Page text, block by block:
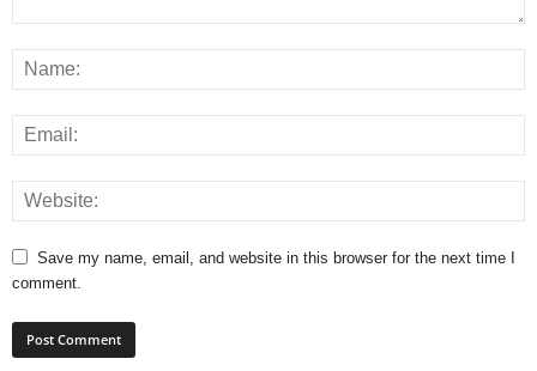
Save my name, email, and website in this browser for the next time I
comment.